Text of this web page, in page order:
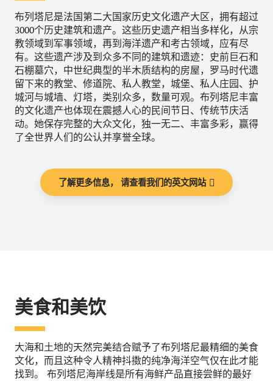
布列塔尼是法国第二大国家历史文化遗产大区，拥有超过
3000个历史建筑和遗产。这些历史遗产相当多样化，从宗
教领域到军事领域，再到海洋遗产和考古领域，应有尽
有。这些遗产涉及到众多不同的建筑和遗迹：史前巨石和
石棚墓穴，中世纪典型的半木质结构的房屋，罗马时代遗
留下来的教堂、修道院、私人教堂，城堡、私人庄园、护
城河与城墙、灯塔，类别众多，数量可观。布列塔尼丰富
的文化遗产也体现在震撼人心的民间节日、传统节庆活
动。她保存完整的大众文化，独一无二、丰富多彩，赢得
了全世界人们的公认并享誉全球。
了解更多信息， 请查看我们的英文网站
美食和美饮
大海和土地的天然完美结合赋予了布列塔尼最精细的美食
文化，而且这种令人精神抖擞的纯净海洋空气仅在此才能
找到。 布列塔尼海岸线是所有海鲜产品直接尝鲜的最好